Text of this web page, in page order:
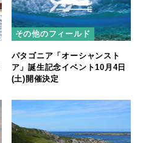
その他のフィールド
パタゴニア「オーシャンスト
ア」誕生記念イベント10月4日
(土)開催決定